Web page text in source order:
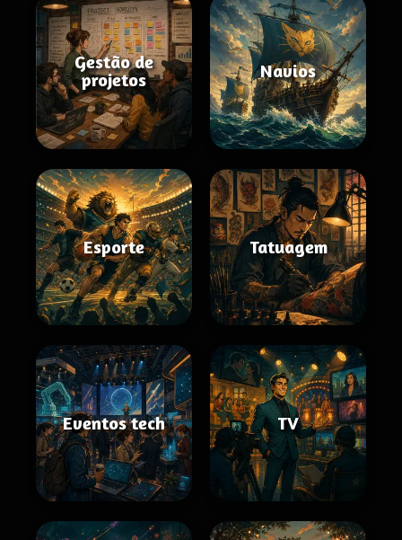
Gestão de
projetos
Navios
Esporte Tatuagem
Eventos tech TV